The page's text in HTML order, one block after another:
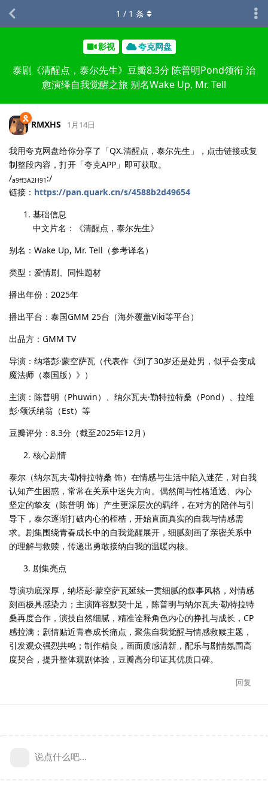
影视 夸克网盘
泰剧《清醒点，泰尔先生》豆瓣8.3分 陈普明Pond领衔 治
愈演绎自我觉醒之旅 别名Wake Up, Mr. Tell
1 / 1 条
RMXHS 1月14日
我用夸克网盘给你分享了「QX.清醒点，泰尔先生」，点击链接或复
制整段内容，打开「夸克APP」即可获取。
/a9ff3A2H91 :/
链接： https://pan.quark.cn/s/4588b2d49654
基础信息
中文片名：《清醒点，泰尔先生》
别名：Wake Up, Mr. Tell（参考译名）
类型：爱情剧、同性题材
播出年份：2025年
播出平台：泰国GMM 25台（海外覆盖Viki等平台）
出品方：GMM TV
导演：纳塔彭·蒙空萨瓦（代表作《到了30岁还是处男，似乎会变成
魔法师（泰国版）》）
主演：陈普明（Phuwin）、纳尔瓦夫·勒特拉特桑（Pond）、拉维
彭·颂沃纳翁（Est）等
豆瓣评分：8.3分（截至2025年12月）
核心剧情
泰尔（纳尔瓦夫·勒特拉特桑 饰）在情感与生活中陷入迷茫，对自我
认知产生困惑，常常在关系中迷失方向。偶然间与性格通透、内心
坚定的挚友（陈普明 饰）产生更深层次的羁绊，在对方的陪伴与引
导下，泰尔逐渐打破内心的桎梏，开始直面真实的自我与情感需
求。剧集围绕青春成长中的自我觉醒展开，细腻刻画了亲密关系中
的理解与救赎，传递出勇敢接纳自我的温暖内核。
剧集亮点
导演功底深厚，纳塔彭·蒙空萨瓦延续一贯细腻的叙事风格，对情感
刻画极具感染力；主演阵容默契十足，陈普明与纳尔瓦夫·勒特拉特
桑再度合作，演技自然细腻，精准诠释角色内心的挣扎与成长，CP
感拉满；剧情贴近青春成长痛点，聚焦自我觉醒与情感救赎主题，
引发观众强烈共鸣；制作精良，画面质感清新，配乐与剧情氛围高
度契合，提升整体观剧体验，豆瓣高分印证其优质口碑。
回复
说点什么吧...